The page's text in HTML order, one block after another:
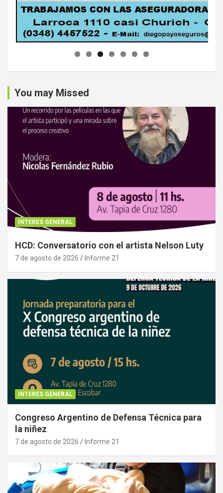
You may Missed
INTERES GENERAL
HCD: Conversatorio con el artista Nelson Luty
7 de agosto de 2026 Informe 21
INTERES GENERAL
Congreso Argentino de Defensa Técnica para
la niñez
7 de agosto de 2026 Informe 21